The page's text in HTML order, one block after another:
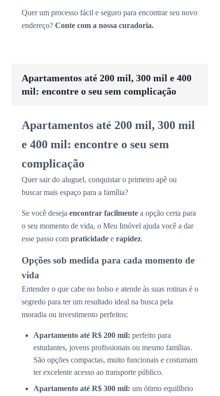
Quer um processo fácil e seguro para encontrar seu novo
endereço? Conte com a nossa curadoria.
Apartamentos até 200 mil, 300 mil e 400
mil: encontre o seu sem complicação
Apartamentos até 200 mil, 300 mil
e 400 mil: encontre o seu sem
complicação
Quer sair do aluguel, conquistar o primeiro apê ou
buscar mais espaço para a família?
Se você deseja encontrar facilmente a opção certa para
o seu momento de vida, o Meu Imóvel ajuda você a dar
esse passo com praticidade e rapidez.
Opções sob medida para cada momento de
vida
Entender o que cabe no bolso e atende às suas rotinas é o
segredo para ter um resultado ideal na busca pela
moradia ou investimento perfeitos:
Apartamento até R$ 200 mil: perfeito para
estudantes, jovens profissionais ou mesmo famílias.
São opções compactas, muito funcionais e costumam
ter excelente acesso ao transporte público.
Apartamento até R$ 300 mil: um ótimo equilíbrio